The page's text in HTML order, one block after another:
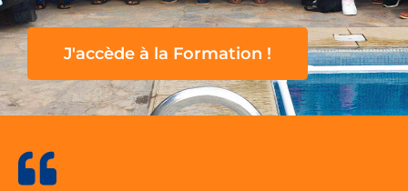
J'accède à la Formation !